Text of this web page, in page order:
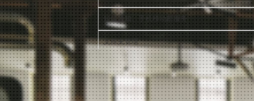
短信通知、手机移动邮服务
文件夹管理
自动回复/转发
黑白名单